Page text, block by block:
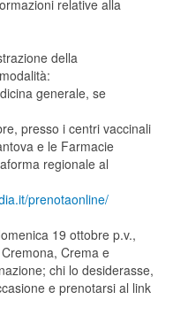
relative alla
della
generale, se
presso i centri vaccinali
e le Farmacie
regionale al
prenotaonline/
19 ottobre p.v.,
Crema e
chi lo desiderasse,
e prenotarsi al link